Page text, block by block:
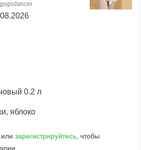
gogodancer
0.2 л
яблоко
зарегистрируйтесь, чтобы